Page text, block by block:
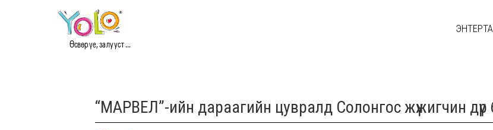
Өсвөр үе, залууст ...
“МАРВЕЛ”-ийн дараагийн цувралд Солонгос жүжигчин дүр